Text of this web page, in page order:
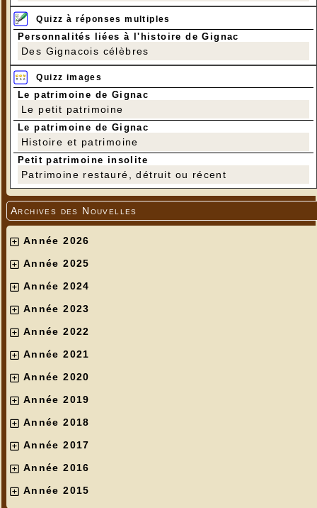
Quizz à réponses multiples
Personnalités liées à l'histoire de Gignac
Des Gignacois célèbres
Quizz images
Le patrimoine de Gignac
Le petit patrimoine
Le patrimoine de Gignac
Histoire et patrimoine
Petit patrimoine insolite
Patrimoine restauré, détruit ou récent
Archives des Nouvelles
Année 2026
Année 2025
Année 2024
Année 2023
Année 2022
Année 2021
Année 2020
Année 2019
Année 2018
Année 2017
Année 2016
Année 2015